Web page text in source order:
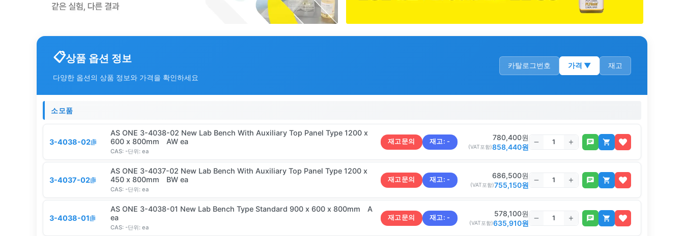
상품 옵션 정보
다양한 옵션의 상품 정보와 가격을 확인하세요
카탈로그번호 가격 ▼ 재고
소모품
3-4038-02
AS ONE 3-4038-02 New Lab Bench With Auxiliary Top Panel Type 1200 x
600 x 800mm AW ea
CAS: -단위: ea
재고문의 재고: - 780,400원
(VAT포함)858,440원
3-4037-02
AS ONE 3-4037-02 New Lab Bench With Auxiliary Top Panel Type 1200 x
450 x 800mm BW ea
CAS: -단위: ea
재고문의 재고: - 686,500원
(VAT포함)755,150원
3-4038-01
AS ONE 3-4038-01 New Lab Bench Type Standard 900 x 600 x 800mm A
ea
CAS: -단위: ea
재고문의 재고: - 578,100원
(VAT포함)635,910원